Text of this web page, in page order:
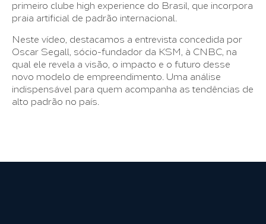
primeiro clube high experience do Brasil, que incorpora
praia artificial de padrão internacional.
Neste vídeo, destacamos a entrevista concedida por
Oscar Segall, sócio-fundador da KSM, à CNBC, na
qual ele revela a visão, o impacto e o futuro desse
novo modelo de empreendimento. Uma análise
indispensável para quem acompanha as tendências de
alto padrão no país.